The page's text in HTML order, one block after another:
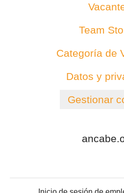
Team
Categoría de
Datos y
Gestionar